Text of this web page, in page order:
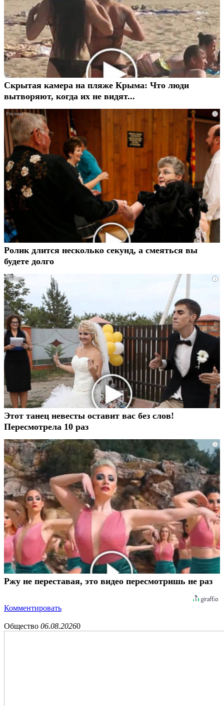
Скрытая камера на пляже Крыма: Что люди
вытворяют, когда их не видят...
i
Ролик длится несколько секунд, а смеяться вы
будете долго
i
Этот танец невесты оставит вас без слов!
Пересмотрела 10 раз
i
Ржу не переставая, это видео пересмотришь не раз
Комментировать
Общество 06.08.20260